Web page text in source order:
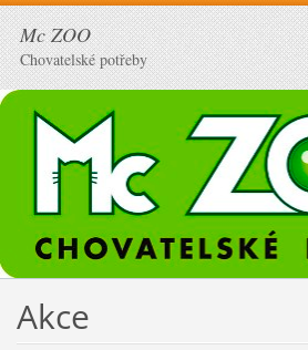
Mc ZOO
Chovatelské potřeby
Akce